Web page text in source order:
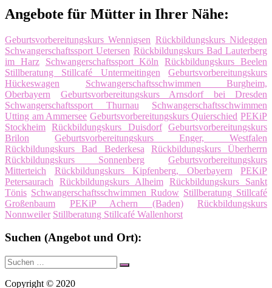
Angebote für Mütter in Ihrer Nähe:
Geburtsvorbereitungskurs Wennigsen Rückbildungskurs Nideggen
Schwangerschaftssport Uetersen Rückbildungskurs Bad Lauterberg
im Harz
Schwangerschaftssport Köln
Rückbildungskurs Beelen
Stillberatung Stillcafé Untermeitingen
Geburtsvorbereitungskurs
Hückeswagen
Schwangerschaftsschwimmen Burgheim,
Oberbayern
Geburtsvorbereitungskurs Arnsdorf bei Dresden
Schwangerschaftssport Thurnau
Schwangerschaftsschwimmen
Utting am Ammersee Geburtsvorbereitungskurs Quierschied PEKiP
Stockheim
Rückbildungskurs Duisdorf
Geburtsvorbereitungskurs
Brilon
Geburtsvorbereitungskurs Enger, Westfalen
Rückbildungskurs Bad Bederkesa
Rückbildungskurs Überherrn
Rückbildungskurs Sonnenberg
Geburtsvorbereitungskurs
Mitterteich
Rückbildungskurs Kipfenberg, Oberbayern
PEKiP
Petersaurach
Rückbildungskurs Alheim Rückbildungskurs Sankt
Tönis Schwangerschaftsschwimmen Rudow Stillberatung Stillcafé
Großenbaum
PEKiP Achern (Baden)
Rückbildungskurs
Nonnweiler Stillberatung Stillcafé Wallenhorst
Suchen (Angebot und Ort):
Suche
nach:
Suchen
Copyright © 2020